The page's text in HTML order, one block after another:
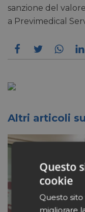
sanzione del
a Previmedical
Altri articoli
Questo
cookie
Questo
migliorare